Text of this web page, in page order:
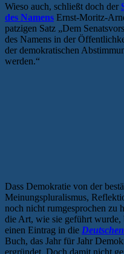
Wieso auch, schließt doch der
des Namens Ernst-Moritz-
patzigen Satz „Dem
des Namens in der
der demokratischen
werden.“
Dass Demokratie von der
Meinungspluralismus,
noch nicht rumgesprochen zu
die Art, wie sie geführt wurde,
einen Eintrag in die
Buch, das Jahr für Jahr
ergründet. Doch damit nicht